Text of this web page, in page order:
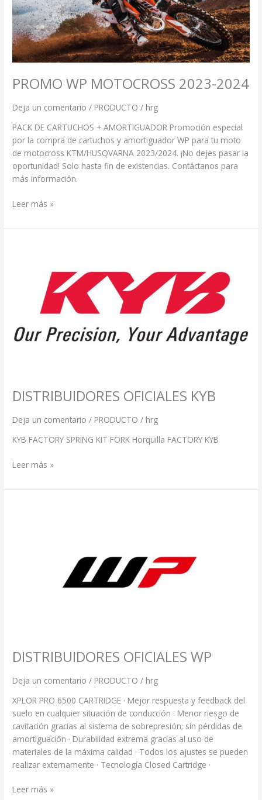
PROMO WP MOTOCROSS 2023-2024
Deja un comentario / PRODUCTO / hrg
PACK DE CARTUCHOS + AMORTIGUADOR Promoción especial
por la compra de cartuchos y amortiguador WP para tu moto
de motocross KTM/HUSQVARNA 2023/2024. ¡No dejes pasar la
oportunidad! Solo hasta fin de existencias. Contáctanos para
más información.
Leer más »
DISTRIBUIDORES OFICIALES KYB
Deja un comentario / PRODUCTO / hrg
KYB FACTORY SPRING KIT FORK Horquilla FACTORY KYB
Leer más »
DISTRIBUIDORES OFICIALES WP
Deja un comentario / PRODUCTO / hrg
XPLOR PRO 6500 CARTRIDGE · Mejor respuesta y feedback del
suelo en cualquier situación de conducción · Menor riesgo de
cavitación gracias al sistema de sobrepresión; sin pérdidas de
amortiguación · Durabilidad extrema gracias al uso de
materiales de la máxima calidad · Todos los ajustes se pueden
realizar externamente · Tecnología Closed Cartridge ·
Leer más »